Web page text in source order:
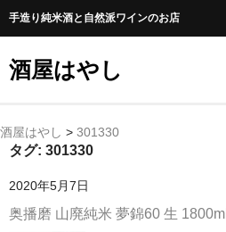
手造り純米酒と自然派ワインのお店
酒屋はやし
ホーム
純 米 酒
酒屋はやし > 301330
タグ: 301330
2020年5月7日
奥播磨 山廃純米 夢錦60 生 1800ml